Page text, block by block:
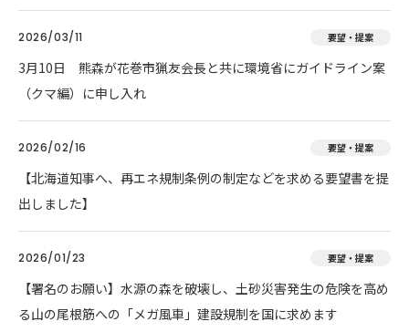
2026/03/11 要望・提案
3月10日 熊森が花巻市猟友会長と共に環境省にガイドライン案
（クマ編）に申し入れ
2026/02/16 要望・提案
【北海道知事へ、再エネ規制条例の制定などを求める要望書を提
出しました】
2026/01/23 要望・提案
【署名のお願い】水源の森を破壊し、土砂災害発生の危険を高め
る山の尾根筋への「メガ風車」建設規制を国に求めます